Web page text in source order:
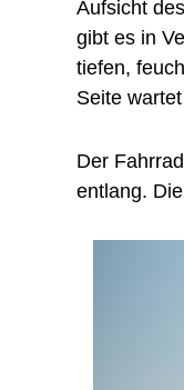
Aufsicht
gibt es in
tiefen,
Seite
Der
entlang. Die